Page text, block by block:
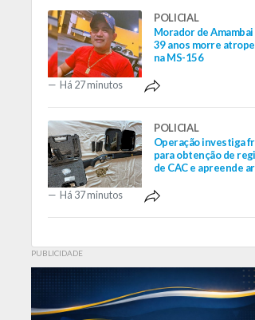
POLICIAL
Morador de Amambai
39 anos morre
na MS-156
Há 27 minutos
POLICIAL
Operação investiga
para obtenção de
de CAC e apreende
Há 37 minutos
PUBLICIDADE